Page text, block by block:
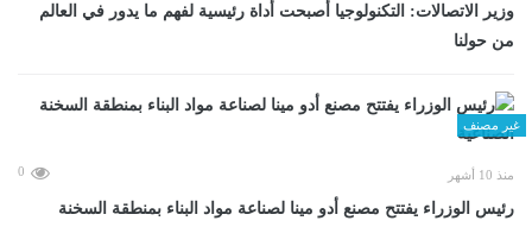
وزير الاتصالات: التكنولوجيا أصبحت أداة رئيسية لفهم ما يدور في العالم
من حولنا
غير مصنف
منذ 10 أشهر 0
رئيس الوزراء يفتتح مصنع أدو مينا لصناعة مواد البناء بمنطقة السخنة